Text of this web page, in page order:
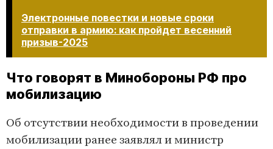
Электронные повестки и новые сроки
отправки в армию: как пройдет весенний
призыв-2025​​​​​​​
Что говорят в Минобороны РФ про
мобилизацию
Об отсутствии необходимости в проведении
мобилизации ранее заявлял и министр